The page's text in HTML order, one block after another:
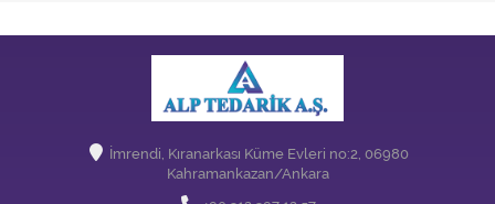
İmrendi, Kıranarkası Küme Evleri no:2, 06980
Kahramankazan/Ankara